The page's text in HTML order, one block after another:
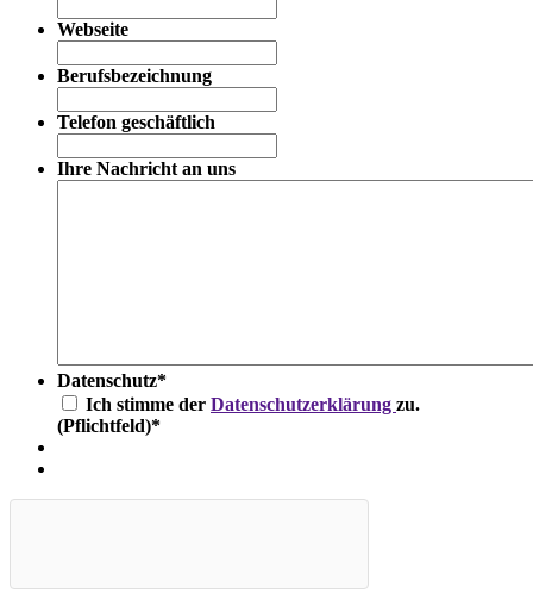
Webseite
Berufsbezeichnung
Telefon geschäftlich
Ihre Nachricht an uns
Datenschutz*
Ich stimme der Datenschutzerklärung zu.
(Pflichtfeld)*